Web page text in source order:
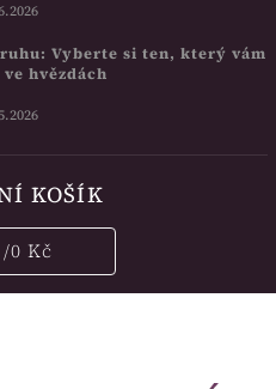
Vyberte si ten, který vám
hvězdách
KOŠÍK
0 Kč